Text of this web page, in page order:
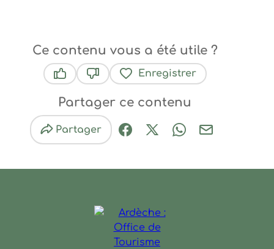
Ce contenu vous a été utile ?
Enregistrer
Partager ce contenu
Partager
Partager sur Facebook
Partager sur X / Twitter
Partager sur
Partager par